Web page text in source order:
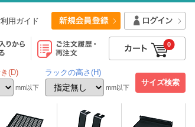
利用ガイド
0
(D)
mm以下
ラックの高さ(H)
mm以下